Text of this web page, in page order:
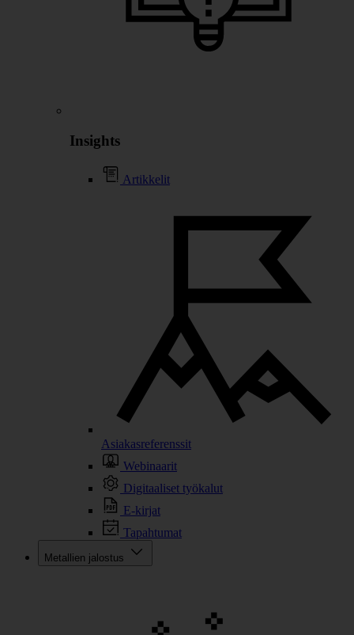
Insights
Artikkelit
Asiakasreferenssit
Webinaarit
Digitaaliset työkalut
E-kirjat
Tapahtumat
Metallien jalostus